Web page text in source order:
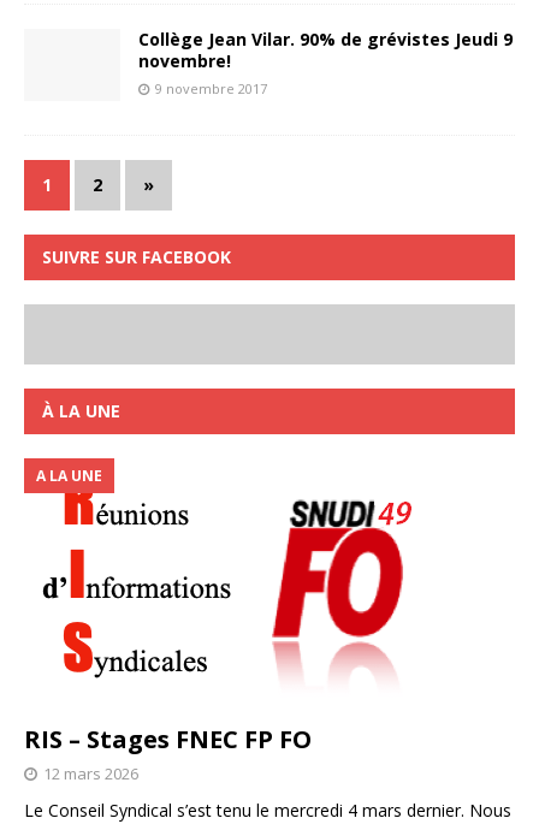
Collège Jean Vilar. 90% de grévistes Jeudi 9
novembre!
9 novembre 2017
1 2 »
SUIVRE SUR FACEBOOK
À LA UNE
RIS – Stages FNEC FP FO
A LA UNE
12 mars 2026
Le Conseil Syndical s’est tenu le mercredi 4 mars dernier. Nous